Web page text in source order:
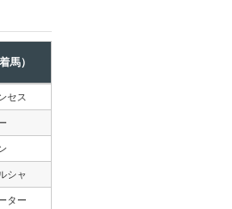
馬）
セス
シャ
ター